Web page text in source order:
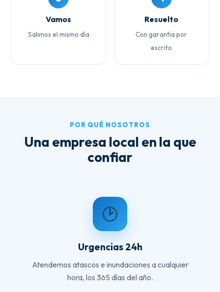
Vamos
Salimos el mismo día
Resuelto
Con garantía por
escrito
POR QUÉ NOSOTROS
Una empresa local en la que
confiar
🕑
Urgencias 24h
Atendemos atascos e inundaciones a cualquier
hora, los 365 días del año.